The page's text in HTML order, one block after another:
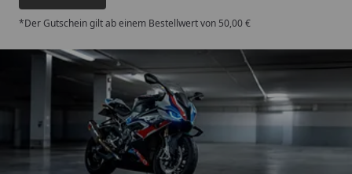
*Der Gutschein gilt ab einem Bestellwert von 50,00 €
Trusted Shops
4,85/ 5